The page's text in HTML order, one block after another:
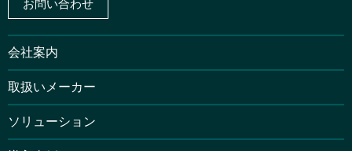
会社案内
取扱いメーカー
ソリューション